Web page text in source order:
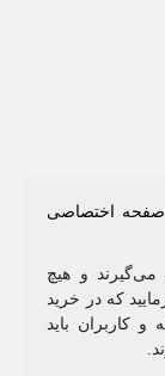
و هیچ
خرید
باید